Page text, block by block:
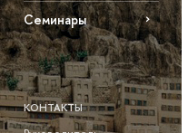
Семинары
КОНТАКТЫ